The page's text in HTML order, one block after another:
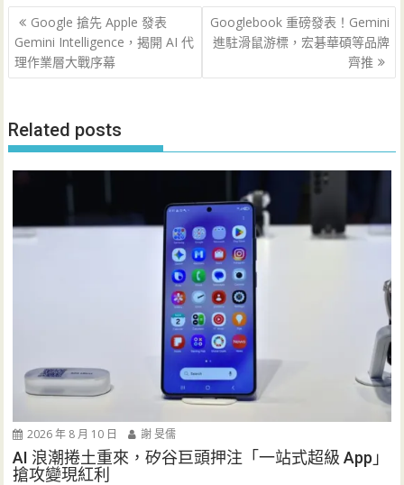
文
章
導
Google 搶先 Apple 發表
Gemini Intelligence，揭開 AI 代
理作業層大戰序幕
Googlebook 重磅發表！Gemini
進駐滑鼠游標，宏碁華碩等品牌
齊推
Related posts
2026 年 8 月 10 日 謝 旻儒
AI 浪潮捲土重來，矽谷巨頭押注「一站式超級 App」
搶攻變現紅利